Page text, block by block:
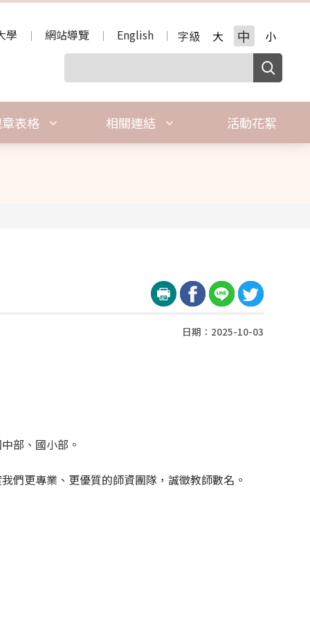
學 網站導覽 English 字級 大 中 小
表格 相關連結 活動花絮
日期：2025-10-03
部、國小部。
們更專業、更優質的師資團隊，誠徵教師數名。